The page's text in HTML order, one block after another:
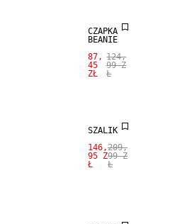
CZAPKA
BEANIE
87,
45
ZŁ
124,
99 Z
Ł
SALE
SZALIK
146,
95 Z
Ł
209,
99 Z
Ł
SALE